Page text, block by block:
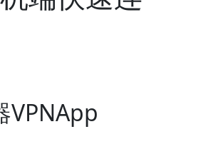
VPNApp